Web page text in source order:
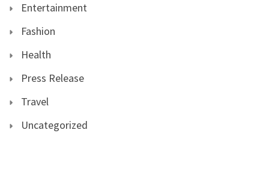
Entertainment
Fashion
Health
Press Release
Travel
Uncategorized